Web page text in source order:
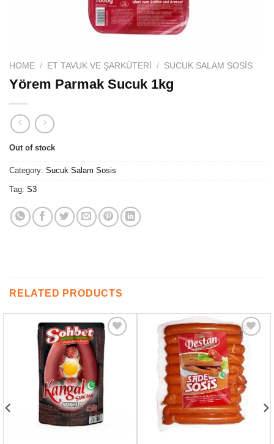
HOME / ET TAVUK VE ŞARKÜTERI / SUCUK SALAM SOSIS
Yörem Parmak Sucuk 1kg
Out of stock
Category: Sucuk Salam Sosis
Tag: S3
RELATED PRODUCTS
Favorilere
Ekle
Favorilere
Ekle